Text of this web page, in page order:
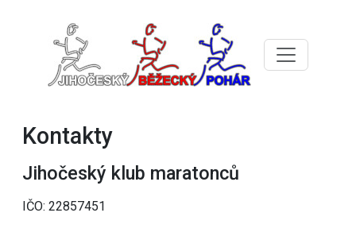
Kontakty
Jihočeský klub maratonců
IČO: 22857451